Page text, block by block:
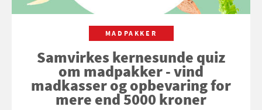
MADPAKKER
Samvirkes kernesunde quiz
om madpakker - vind
madkasser og opbevaring for
mere end 5000 kroner